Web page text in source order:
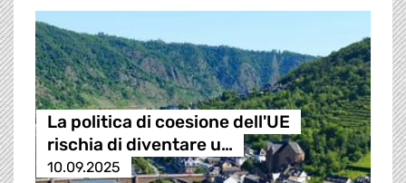
La politica di coesione dell'UE
rischia di diventare u…
10.09.2025